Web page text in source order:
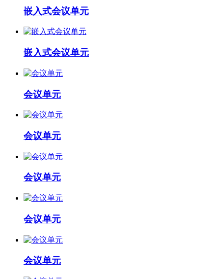
嵌入式会议单元
嵌入式会议单元
会议单元
会议单元
会议单元
会议单元
会议单元